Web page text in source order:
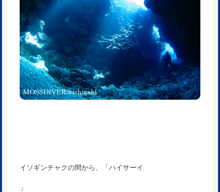
イソギンチャクの間から、「ハイサーイ
」